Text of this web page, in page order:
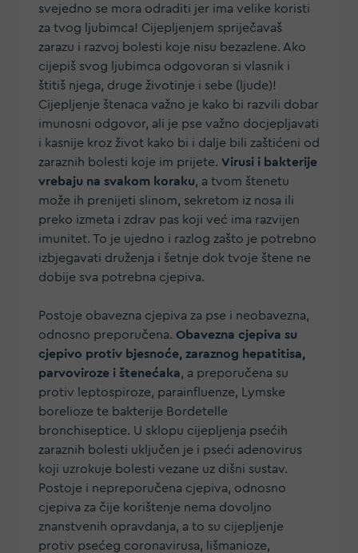
svejedno se mora odraditi jer ima velike koristi
za tvog ljubimca! Cijepljenjem spriječavaš
zarazu i razvoj bolesti koje nisu bezazlene. Ako
cijepiš svog ljubimca odgovoran si vlasnik i
štitiš njega, druge životinje i sebe (ljude)!
Cijepljenje štenaca važno je kako bi razvili dobar
imunosni odgovor, ali je pse važno docjepljavati
i kasnije kroz život kako bi i dalje bili zaštićeni od
zaraznih bolesti koje im prijete. Virusi i bakterije
vrebaju na svakom koraku, a tvom štenetu
može ih prenijeti slinom, sekretom iz nosa ili
preko izmeta i zdrav pas koji već ima razvijen
imunitet. To je ujedno i razlog zašto je potrebno
izbjegavati druženja i šetnje dok tvoje štene ne
dobije sva potrebna cjepiva.
Postoje obavezna cjepiva za pse i neobavezna,
odnosno preporučena. Obavezna cjepiva su
cjepivo protiv bjesnoće, zaraznog hepatitisa,
parvoviroze i štenećaka, a preporučena su
protiv leptospiroze, parainfluenze, Lymske
borelioze te bakterije Bordetelle
bronchiseptice. U sklopu cijepljenja psećih
zaraznih bolesti uključen je i pseći adenovirus
koji uzrokuje bolesti vezane uz dišni sustav.
Postoje i nepreporučena cjepiva, odnosno
cjepiva za čije korištenje nema dovoljno
znanstvenih opravdanja, a to su cijepljenje
protiv psećeg coronavirusa, lišmanioze,